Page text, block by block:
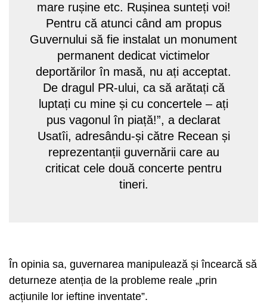
mare rușine etc. Rușinea sunteți voi!
Pentru că atunci când am propus
Guvernului să fie instalat un monument
permanent dedicat victimelor
deportărilor în masă, nu ați acceptat.
De dragul PR-ului, ca să arătați că
luptați cu mine și cu concertele – ați
pus vagonul în piață!”, a declarat
Usatîi, adresându-și către Recean și
reprezentanții guvernării care au
criticat cele două concerte pentru
tineri.
În opinia sa, guvernarea manipulează și încearcă să
deturneze atenția de la probleme reale „prin
acțiunile lor ieftine inventate”.